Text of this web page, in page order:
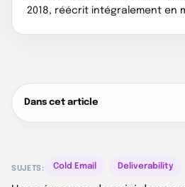
2018, réécrit intégralement en
Dans cet article
SUJETS: Cold Email Deliverability